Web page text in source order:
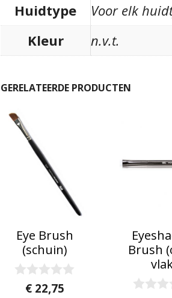
Huidtype
Voor elk
Kleur
n.v.t.
GERELATEERDE PRODUCTEN
Eye Brush
(schuin)
€ 22,75
Brush